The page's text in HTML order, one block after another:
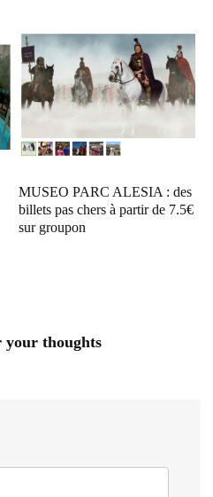
MUSEO PARC ALESIA : des
billets pas chers à partir de 7.5€
sur groupon
your thoughts